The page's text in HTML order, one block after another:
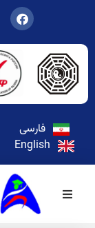
فارسی
English